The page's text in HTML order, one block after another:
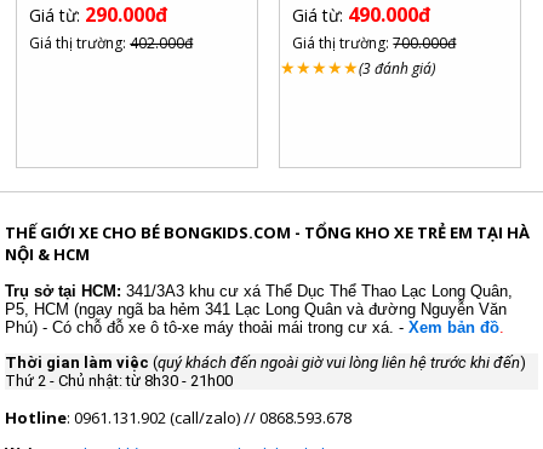
Giá từ: 290.000đ
Giá thị trường:402.000đ
Giá từ: 490.000đ
Giá thị trường:700.000đ
★★★★★(3 đánh giá)
THẾ GIỚI XE CHO BÉ BONGKIDS.COM - TỔNG KHO XE TRẺ EM TẠI HÀ
NỘI & HCM
Trụ sở tại HCM:341/3A3 khu cư xá Thể Dục Thể Thao Lạc Long Quân,
P5, HCM (ngay ngã ba hẻm 341 Lạc Long Quân và đường Nguyễn Văn
Phú) - Có chỗ đỗ xe ô tô-xe máy thoải mái trong cư xá. - Xem bản đồ
Thời gian làm việc (quý khách đến ngoài giờ vui lòng liên hệ trước khi đến)
Thứ 2 - Chủ nhật: từ 8h30 - 21h00
Hotline: 0961.131.902 (call/zalo) // 0868.593.678